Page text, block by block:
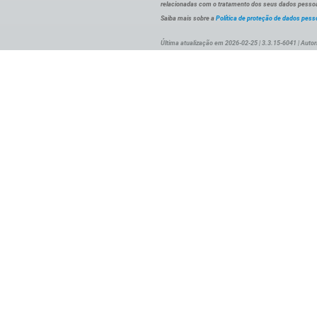
relacionadas com o tratamento dos seus dados
Saiba mais sobre a Política de proteção de dados
Última atualização em 2026-02-25 | 3.3.15-6041 |